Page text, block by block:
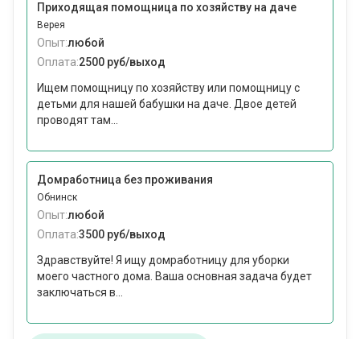
Приходящая помощница по хозяйству на даче
Верея
Опыт:любой
Оплата:2500 руб/выход
Ищем помощницу по хозяйству или помощницу с
детьми для нашей бабушки на даче. Двое детей
проводят там...
Домработница без проживания
Обнинск
Опыт:любой
Оплата:3500 руб/выход
Здравствуйте! Я ищу домработницу для уборки
моего частного дома. Ваша основная задача будет
заключаться в...